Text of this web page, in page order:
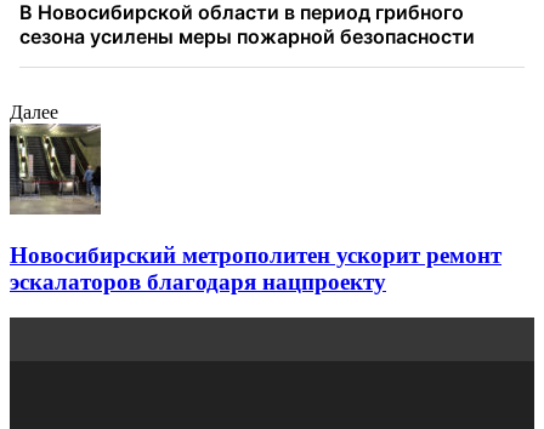
Далее
Новосибирский метрополитен ускорит ремонт
эскалаторов благодаря нацпроекту